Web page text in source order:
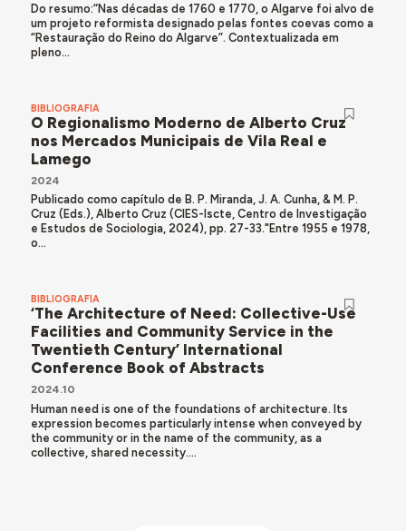
Do resumo:“Nas décadas de 1760 e 1770, o Algarve foi alvo de
um projeto reformista designado pelas fontes coevas como a
“Restauração do Reino do Algarve”. Contextualizada em
pleno...
BIBLIOGRAFÍA
O Regionalismo Moderno de Alberto Cruz
nos Mercados Municipais de Vila Real e
Lamego
2024
Publicado como capítulo de B. P. Miranda, J. A. Cunha, & M. P.
Cruz (Eds.), Alberto Cruz (CIES-Iscte, Centro de Investigação
e Estudos de Sociologia, 2024), pp. 27-33."Entre 1955 e 1978,
o...
BIBLIOGRAFÍA
‘The Architecture of Need: Collective-Use
Facilities and Community Service in the
Twentieth Century’ International
Conference Book of Abstracts
2024.10
Human need is one of the foundations of architecture. Its
expression becomes particularly intense when conveyed by
the community or in the name of the community, as a
collective, shared necessity....